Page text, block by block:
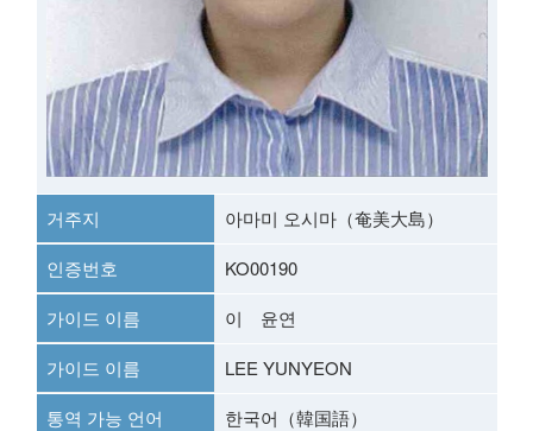
거주지
아마미 오시마（奄美大島）
인증번호
KO00190
가이드 이름
이 윤연
가이드 이름
LEE YUNYEON
통역 가능 언어
한국어（韓国語）